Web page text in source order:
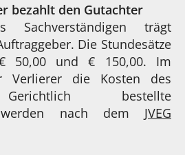
bezahlt den Gutachter
Sachverständigen trägt
Die Stundesätze
50,00 und € 150,00. Im
Verlierer die Kosten des
bestellte
werden nach dem JVEG